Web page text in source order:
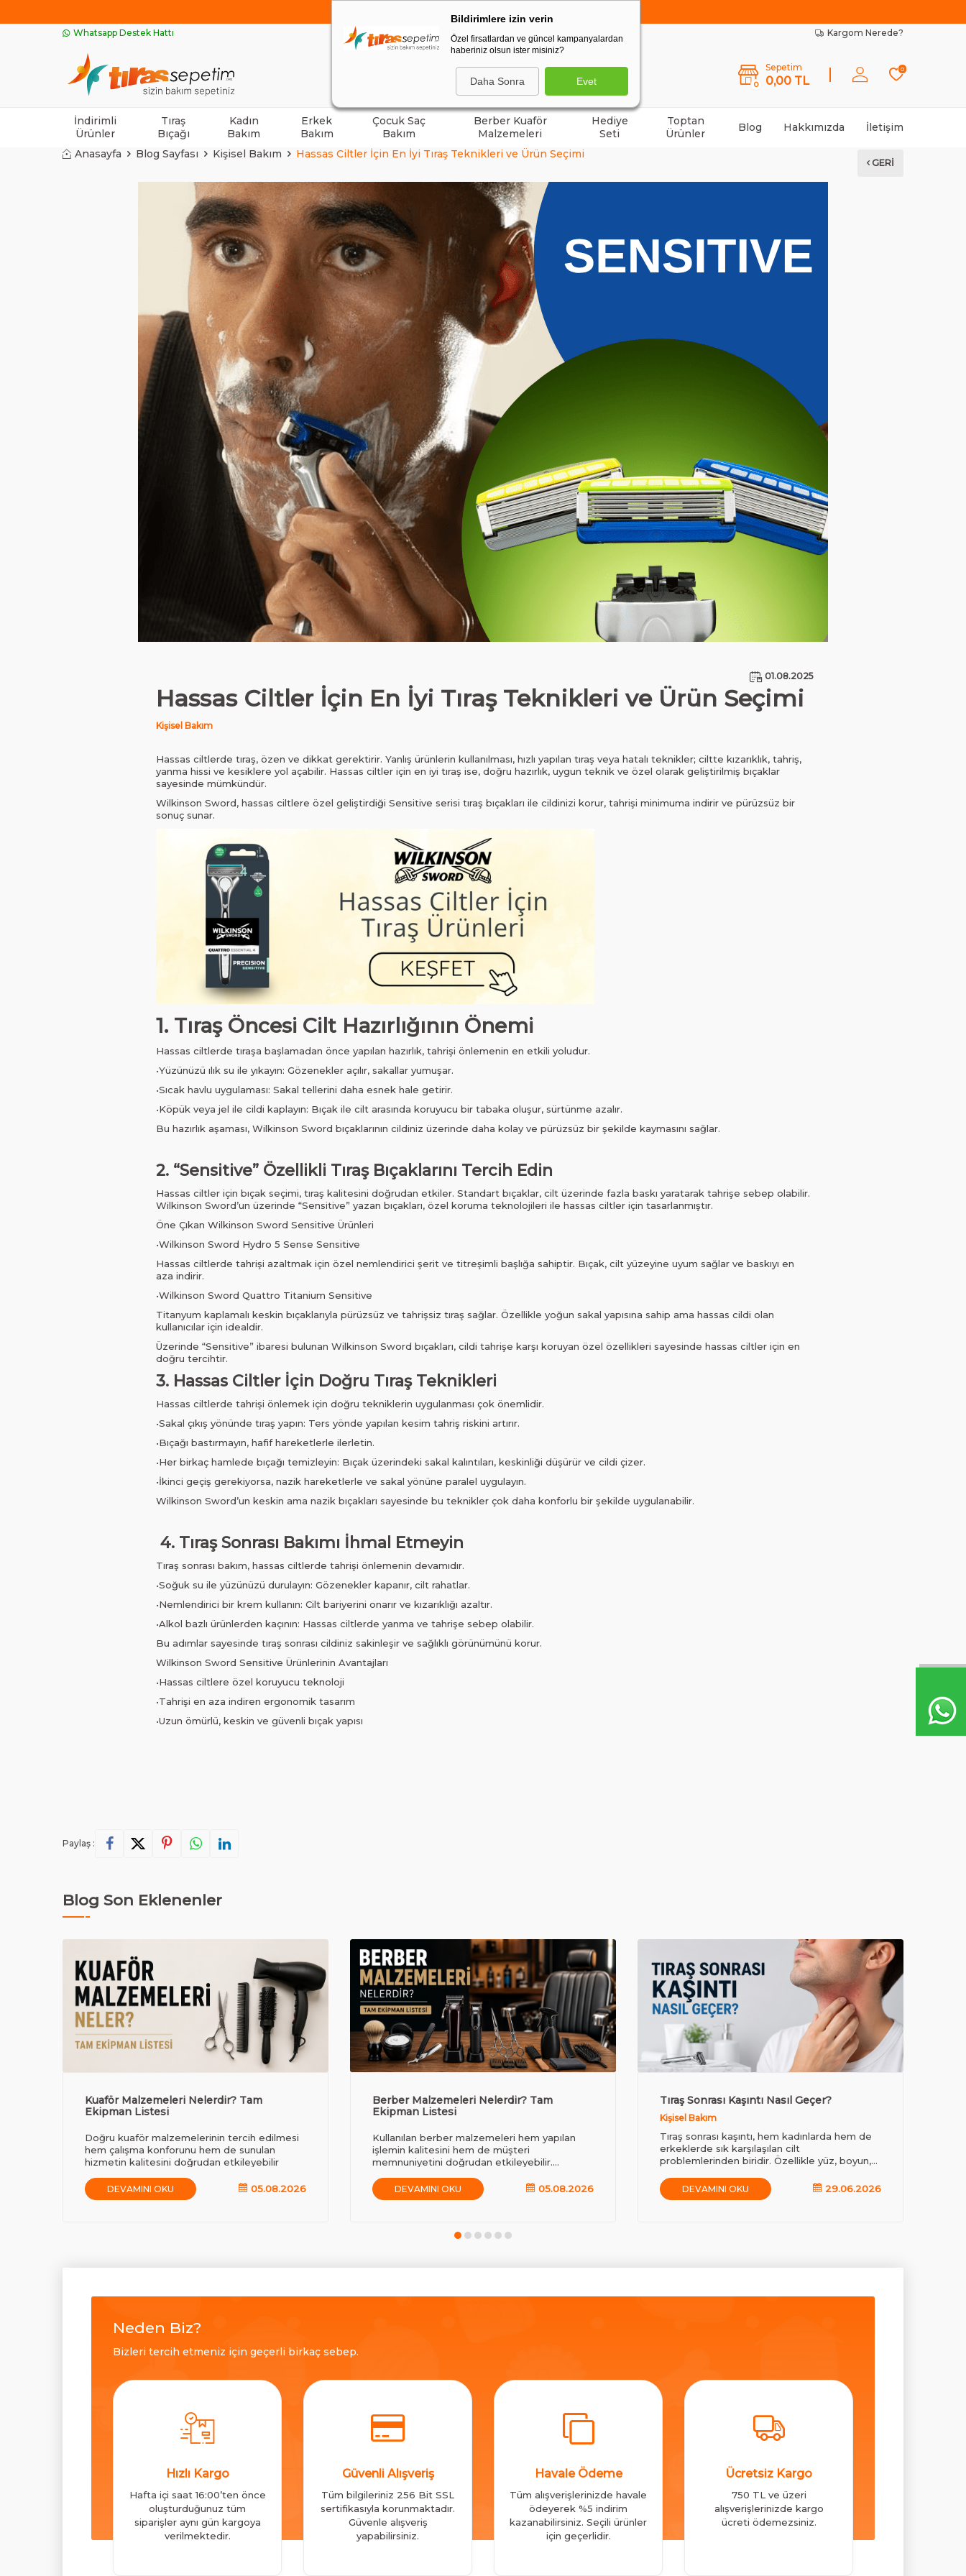
Whatsapp Destek Hattı Kargom Nerede?
0
Sepetim
0,00 TL
0
İndirimli
Ürünler
Tıraş
Bıçağı
Kadın
Bakım
Erkek
Bakım
Çocuk Saç
Bakım
Berber Kuaför
Malzemeleri
Hediye
Seti
Toptan
Ürünler
Blog Hakkımızda İletişim
Anasayfa Blog Sayfası Kişisel Bakım Hassas Ciltler İçin En İyi Tıraş Teknikleri ve Ürün Seçimi
GERI
01.08.2025
Hassas Ciltler İçin En İyi Tıraş Teknikleri ve Ürün Seçimi
Kişisel Bakım
Hassas ciltlerde tıraş, özen ve dikkat gerektirir. Yanlış ürünlerin kullanılması, hızlı yapılan tıraş veya hatalı teknikler; ciltte kızarıklık, tahriş,
yanma hissi ve kesiklere yol açabilir. Hassas ciltler için en iyi tıraş ise, doğru hazırlık, uygun teknik ve özel olarak geliştirilmiş bıçaklar
sayesinde mümkündür.
Wilkinson Sword, hassas ciltlere özel geliştirdiği Sensitive serisi tıraş bıçakları ile cildinizi korur, tahrişi minimuma indirir ve pürüzsüz bir
sonuç sunar.
1. Tıraş Öncesi Cilt Hazırlığının Önemi
Hassas ciltlerde tıraşa başlamadan önce yapılan hazırlık, tahrişi önlemenin en etkili yoludur.
•Yüzünüzü ılık su ile yıkayın: Gözenekler açılır, sakallar yumuşar.
•Sıcak havlu uygulaması: Sakal tellerini daha esnek hale getirir.
•Köpük veya jel ile cildi kaplayın: Bıçak ile cilt arasında koruyucu bir tabaka oluşur, sürtünme azalır.
Bu hazırlık aşaması, Wilkinson Sword bıçaklarının cildiniz üzerinde daha kolay ve pürüzsüz bir şekilde kaymasını sağlar.
2. “Sensitive” Özellikli Tıraş Bıçaklarını Tercih Edin
Hassas ciltler için bıçak seçimi, tıraş kalitesini doğrudan etkiler. Standart bıçaklar, cilt üzerinde fazla baskı yaratarak tahrişe sebep olabilir.
Wilkinson Sword’un üzerinde “Sensitive” yazan bıçakları, özel koruma teknolojileri ile hassas ciltler için tasarlanmıştır.
Öne Çıkan Wilkinson Sword Sensitive Ürünleri
•Wilkinson Sword Hydro 5 Sense Sensitive
Hassas ciltlerde tahrişi azaltmak için özel nemlendirici şerit ve titreşimli başlığa sahiptir. Bıçak, cilt yüzeyine uyum sağlar ve baskıyı en
aza indirir.
•Wilkinson Sword Quattro Titanium Sensitive
Titanyum kaplamalı keskin bıçaklarıyla pürüzsüz ve tahrişsiz tıraş sağlar. Özellikle yoğun sakal yapısına sahip ama hassas cildi olan
kullanıcılar için idealdir.
Üzerinde “Sensitive” ibaresi bulunan Wilkinson Sword bıçakları, cildi tahrişe karşı koruyan özel özellikleri sayesinde hassas ciltler için en
doğru tercihtir.
3. Hassas Ciltler İçin Doğru Tıraş Teknikleri
Hassas ciltlerde tahrişi önlemek için doğru tekniklerin uygulanması çok önemlidir.
•Sakal çıkış yönünde tıraş yapın: Ters yönde yapılan kesim tahriş riskini artırır.
•Bıçağı bastırmayın, hafif hareketlerle ilerletin.
•Her birkaç hamlede bıçağı temizleyin: Bıçak üzerindeki sakal kalıntıları, keskinliği düşürür ve cildi çizer.
•İkinci geçiş gerekiyorsa, nazik hareketlerle ve sakal yönüne paralel uygulayın.
Wilkinson Sword’un keskin ama nazik bıçakları sayesinde bu teknikler çok daha konforlu bir şekilde uygulanabilir.
4. Tıraş Sonrası Bakımı İhmal Etmeyin
Tıraş sonrası bakım, hassas ciltlerde tahrişi önlemenin devamıdır.
•Soğuk su ile yüzünüzü durulayın: Gözenekler kapanır, cilt rahatlar.
•Nemlendirici bir krem kullanın: Cilt bariyerini onarır ve kızarıklığı azaltır.
•Alkol bazlı ürünlerden kaçının: Hassas ciltlerde yanma ve tahrişe sebep olabilir.
Bu adımlar sayesinde tıraş sonrası cildiniz sakinleşir ve sağlıklı görünümünü korur.
Wilkinson Sword Sensitive Ürünlerinin Avantajları
•Hassas ciltlere özel koruyucu teknoloji
•Tahrişi en aza indiren ergonomik tasarım
•Uzun ömürlü, keskin ve güvenli bıçak yapısı
Paylaş :
Blog Son Eklenenler
Kuaför Malzemeleri Nelerdir? Tam
Ekipman Listesi
Doğru kuaför malzemelerinin tercih edilmesi
hem çalışma konforunu hem de sunulan
hizmetin kalitesini doğrudan etkileyebilir
DEVAMINI OKU 05.08.2026
Berber Malzemeleri Nelerdir? Tam
Ekipman Listesi
Kullanılan berber malzemeleri hem yapılan
işlemin kalitesini hem de müşteri
memnuniyetini doğrudan etkileyebilir.
ekipmanlar; saç kesimi, sakal tıraşı,
şekillendirme, hijyen ve bakım gibi birçok farklı
DEVAMINI OKU 05.08.2026
Tıraş Sonrası Kaşıntı Nasıl Geçer?
Kişisel Bakım
Tıraş sonrası kaşıntı, hem kadınlarda hem de
erkeklerde sık karşılaşılan cilt
problemlerinden biridir. Özellikle yüz, boyun,
tıraş edilen alanlarda görülebilir.
DEVAMINI OKU 29.06.2026
Neden Biz?
Bizleri tercih etmeniz için geçerli birkaç sebep.
Hızlı Kargo
Hafta içi saat 16:00’ten önce
oluşturduğunuz tüm
siparişler aynı gün kargoya
verilmektedir.
Güvenli Alışveriş
Tüm bilgileriniz 256 Bit SSL
sertifikasıyla korunmaktadır.
Güvenle alışveriş
yapabilirsiniz.
Havale Ödeme
Tüm alışverişlerinizde havale
ödeyerek %5 indirim
kazanabilirsiniz. Seçili ürünler
için geçerlidir.
Ücretsiz Kargo
750 TL ve üzeri
alışverişlerinizde kargo
ücreti ödemezsiniz.
Bildirimlere izin verin
Özel firsatlardan ve güncel kampanyalardan
haberiniz olsun ister misiniz?
Daha Sonra Evet